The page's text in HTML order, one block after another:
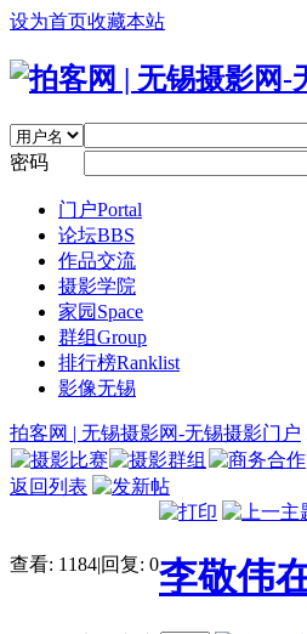
设为首页收藏本站
密码
门户Portal
论坛BBS
作品交流
摄影学院
家园 Space
群组Group
排行榜Ranklist
影像无锡
拍客网 | 无锡摄影网-无锡摄影门户
返回列表
查看: 1184|回复: 0李敬伟